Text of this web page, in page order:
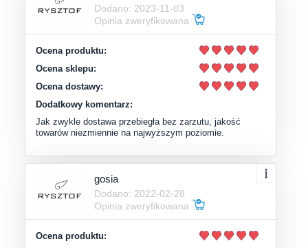
Dodano: 2023-11-03
Opinia zweryfikowana
Ocena produktu:
Ocena sklepu:
Ocena dostawy:
Dodatkowy komentarz:
Jak zwykle dostawa przebiegła bez zarzutu, jakość
towarów niezmiennie na najwyższym poziomie.
gosia
Dodano: 2022-02-28
Opinia zweryfikowana
Ocena produktu: